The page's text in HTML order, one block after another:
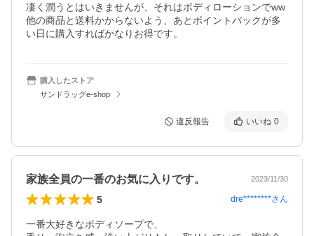
凄く潤うとはいきませんが、それはボディローションでww
他の商品と送料かからないよう、あとポイントバックが多
い日に購入すればかなりお得です。
購入したストア
サンドラッグe-shop
違反報告 いいね 0
家族全員の一番のお気に入りです。 2023/11/30
5 dre********さん
一番大好きなボディソープで、